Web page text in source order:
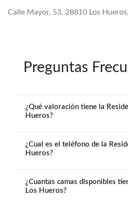
Calle Mayor, 53, 28810 Los
Preguntas
¿Qué valoración tiene la
Hueros?
¿Cual es el teléfono de la
Hueros?
¿Cuantas camas disponibles
Los Hueros?